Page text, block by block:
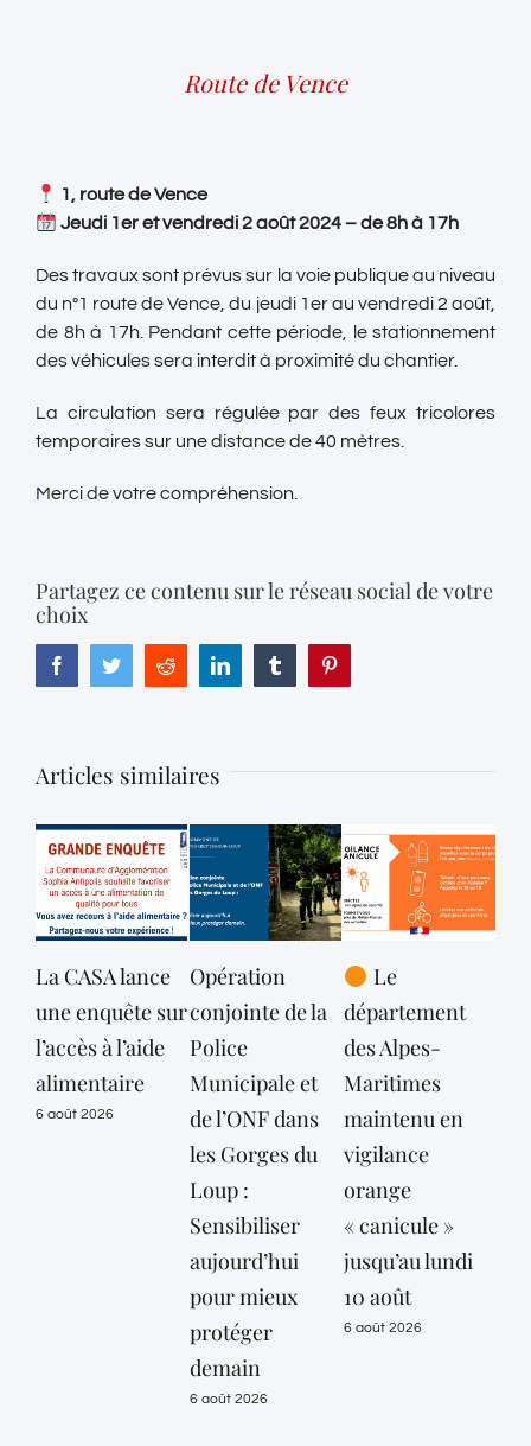
Route de Vence
1, route de Vence
Jeudi 1er et vendredi 2 août 2024 – de 8h à 17h
Des travaux sont prévus sur la voie publique au niveau
du n°1 route de Vence, du jeudi 1er au vendredi 2 août,
de 8h à 17h. Pendant cette période, le stationnement
des véhicules sera interdit à proximité du chantier.
La circulation sera régulée par des feux tricolores
temporaires sur une distance de 40 mètres.
Merci de votre compréhension.
Partagez ce contenu sur le réseau social de votre
choix
FacebookTwitterReddit LinkedIn Tumblr
Articles similaires
La CASA lance
une enquête sur
l’accès à l’aide
alimentaire
6 août 2026
Opération
conjointe de la
Police
Municipale et
de l’ONF dans
les Gorges du
Loup :
Sensibiliser
aujourd’hui
pour mieux
protéger
demain
6 août 2026
Le
département
des Alpes-
Maritimes
maintenu en
vigilance
orange
« canicule »
jusqu’au lundi
10 août
6 août 2026